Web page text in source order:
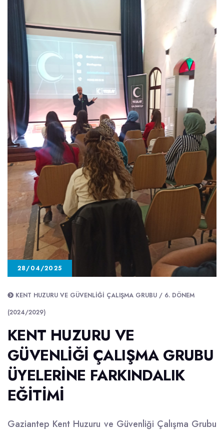
28/04/2025
KENT HUZURU VE GÜVENLIĞI ÇALIŞMA GRUBU / 6. DÖNEM
(2024/2029)
KENT HUZURU VE
GÜVENLİĞİ ÇALIŞMA GRUBU
ÜYELERİNE FARKINDALIK
EĞİTİMİ
Gaziantep Kent Huzuru ve Güvenliği Çalışma Grubu